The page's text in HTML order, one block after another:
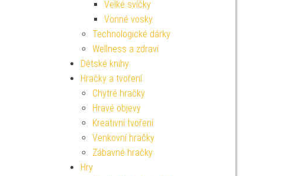
Velké svíčky
Vonné vosky
Technologické dárky
Wellness a zdraví
Dětské knihy
Hračky a tvoření
Chytré hračky
Hravé objevy
Kreativní tvoření
Venkovní hračky
Zábavné hračky
Hry